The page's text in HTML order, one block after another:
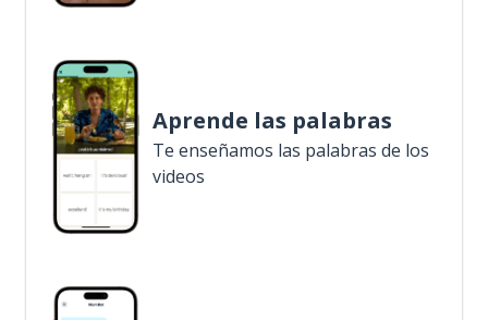
Aprende las palabras
Te enseñamos las palabras de los
videos